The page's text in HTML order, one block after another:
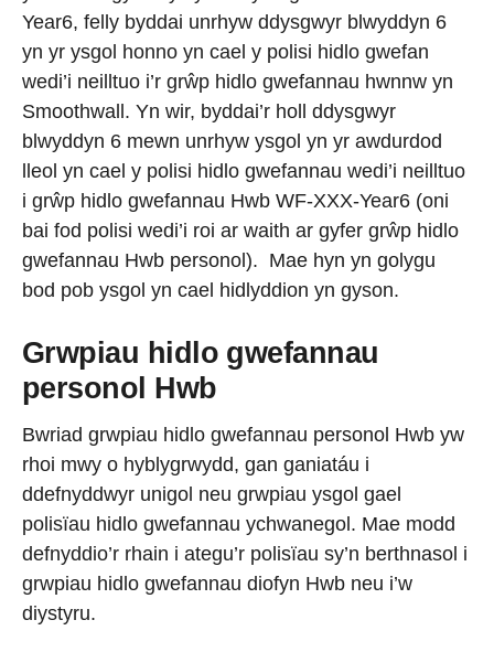
Year6, felly byddai unrhyw ddysgwyr blwyddyn 6
yn yr ysgol honno yn cael y polisi hidlo gwefan
wedi’i neilltuo i’r grŵp hidlo gwefannau hwnnw yn
Smoothwall. Yn wir, byddai’r holl ddysgwyr
blwyddyn 6 mewn unrhyw ysgol yn yr awdurdod
lleol yn cael y polisi hidlo gwefannau wedi’i neilltuo
i grŵp hidlo gwefannau Hwb WF-XXX-Year6 (oni
bai fod polisi wedi’i roi ar waith ar gyfer grŵp hidlo
gwefannau Hwb personol). Mae hyn yn golygu
bod pob ysgol yn cael hidlyddion yn gyson.
Grwpiau hidlo gwefannau
personol Hwb
Bwriad grwpiau hidlo gwefannau personol Hwb yw
rhoi mwy o hyblygrwydd, gan ganiatáu i
ddefnyddwyr unigol neu grwpiau ysgol gael
polisïau hidlo gwefannau ychwanegol. Mae modd
defnyddio’r rhain i ategu’r polisïau sy’n berthnasol i
grwpiau hidlo gwefannau diofyn Hwb neu i’w
diystyru.